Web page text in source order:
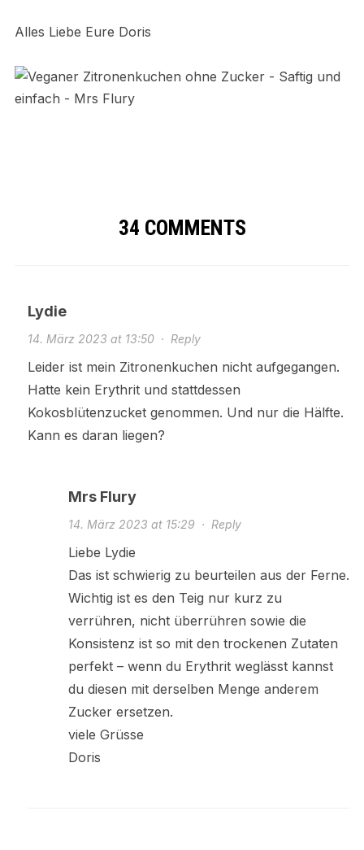
Alles Liebe Eure Doris
34 COMMENTS
Lydie
14. März 2023 at 13:50· Reply
Leider ist mein Zitronenkuchen nicht aufgegangen.
Hatte kein Erythrit und stattdessen
Kokosblütenzucket genommen. Und nur die Hälfte.
Kann es daran liegen?
Mrs Flury
14. März 2023 at 15:29 · Reply
Liebe Lydie
Das ist schwierig zu beurteilen aus der Ferne.
Wichtig ist es den Teig nur kurz zu
verrühren, nicht überrühren sowie die
Konsistenz ist so mit den trockenen Zutaten
perfekt – wenn du Erythrit weglässt kannst
du diesen mit derselben Menge anderem
Zucker ersetzen.
viele Grüsse
Doris